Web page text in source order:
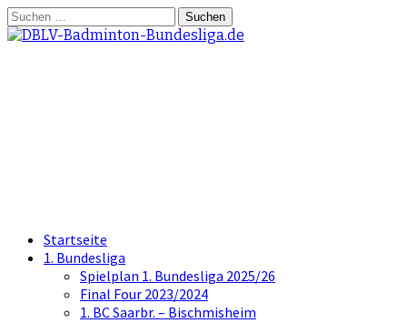
Springe
zum
Suchen
nach:
Startseite
1. Bundesliga
Spielplan 1. Bundesliga 2025/26
Final Four 2023/2024
1. BC Saarbr. – Bischmisheim